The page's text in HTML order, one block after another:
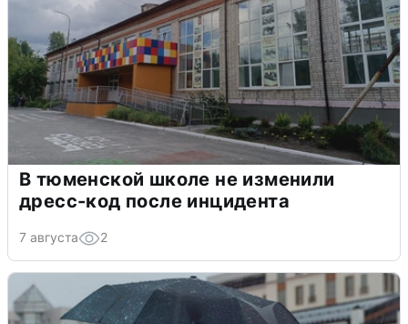
В тюменской школе не изменили
дресс-код после инцидента
7 августа 2